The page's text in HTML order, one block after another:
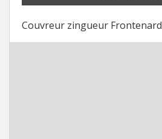
Couvreur zingueur Frontenard